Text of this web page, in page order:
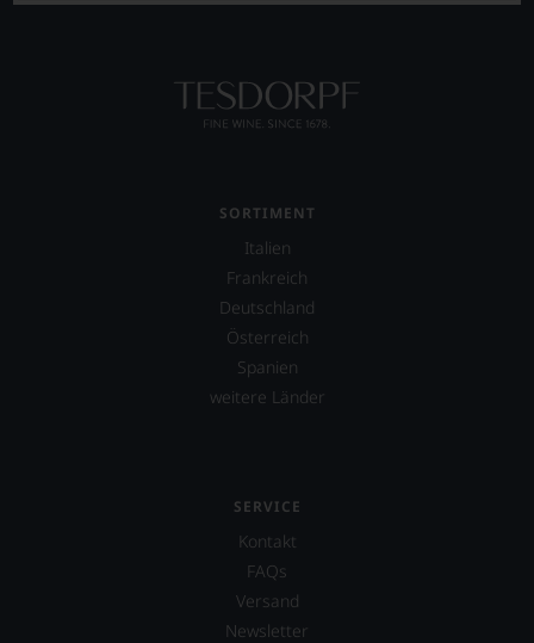
SORTIMENT
Italien
Frankreich
Deutschland
Österreich
Spanien
weitere Länder
SERVICE
Kontakt
FAQs
Versand
Newsletter